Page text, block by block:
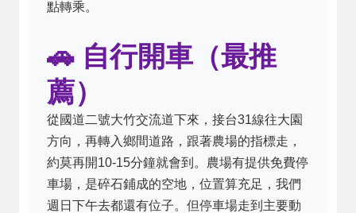
點轉乘。
🚗 自行開車（最推
薦）
從國道二號大竹交流道下來，接台31線往大園
方向，再轉入鄉間道路，跟著農場的指標走，
約莫再開10-15分鐘就會到。農場有提供免費停
車場，是碎石鋪成的空地，位置算充足，我們
週日下午去都還有位子。但停車場走到主要動